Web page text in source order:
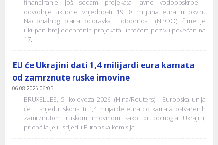
financiranje još sedam projekata javne vodoopskrbe i
odvodnje ukupne vrijednosti 19, 8 milijuna eura u okviru
Nacionalnog plana oporavka i otpornosti (NPOO), čime je
ukupan broj odobrenih projekata u trećem pozivu povećan na
17.
EU će Ukrajini dati 1,4 milijardi eura kamata
od zamrznute ruske imovine
06.08.2026 06:05
BRUXELLES, 5. kolovoza 2026. (Hina/Reuters) - Europska unija
će u srijedu iskoristiti 1,4 milijarde eura od kamata ostvarenih
zamrznutom ruskom imovinom kako bi pomogla Ukrajini,
priopćila je u srijedu Europska komisija.